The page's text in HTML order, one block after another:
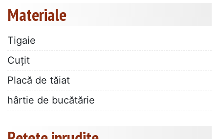
Materiale
Tigaie
Cuțit
Placă de tăiat
hârtie de bucătărie